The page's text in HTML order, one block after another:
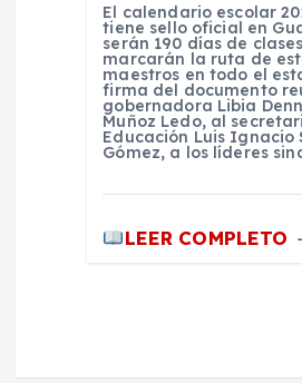
El calendario escolar
tiene sello oficial en
serán 190 días de
marcarán la ruta de
maestros en todo el
firma del documento
gobernadora Libia
Muñoz Ledo, al
Educación Luis Ignacio
Gómez, a los líderes
LEER COMPLETO